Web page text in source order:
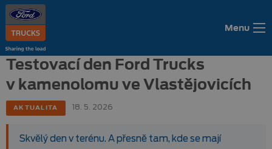
Menu
Testovací den Ford Trucks
v kamenolomu ve Vlastějovicích
AKTUALITA 18. 5. 2026
Skvělý den v terénu. A přesně tam, kde se mají